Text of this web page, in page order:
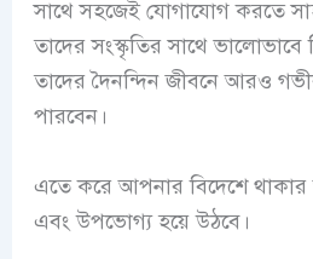
সাথে সহজেই যোগাযোগ করতে
তাদের সংস্কৃতির সাথে
তাদের দৈনন্দিন জীবনে আরও
পারবেন।
এতে করে আপনার বিদেশে
এবং উপভোগ্য হয়ে উঠবে।